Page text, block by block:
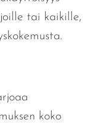
tai kaikille,
koko